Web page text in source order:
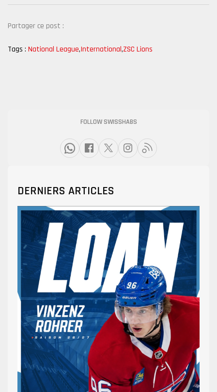
Partager ce post :
Tags : National League,International,ZSC Lions
FOLLOW SWISSHABS
DERNIERS ARTICLES